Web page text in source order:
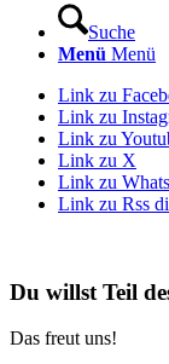
Suche
Menü Menü
Link zu
Link zu
Link zu
Link zu X
Link zu
Link zu Rss
Du willst Teil
Das freut uns!